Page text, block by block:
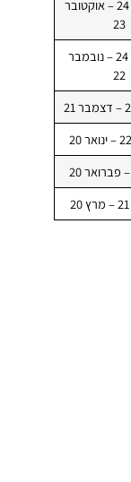
ספטמבר 24 – אוקטובר
23
אוקטובר 24 – נובמבר
22